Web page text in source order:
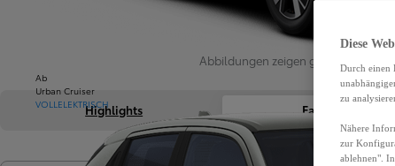
Ab
Urban Cruiser
VOLLELEKTRISCH
Abbildungen zeigen ggf.
Highlights Fahrzeugdetails
Diese
Durch einen
zu
Nähere
zur
ablehnen".